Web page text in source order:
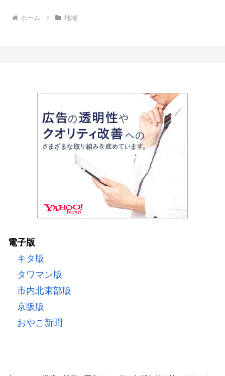
ホーム 地域
電子版
キタ版
タワマン版
市内北東部版
京阪版
おやこ新聞